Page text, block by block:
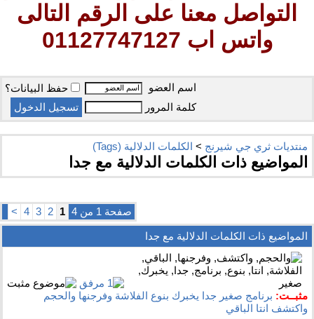
التواصل معنا على الرقم التالى
واتس اب 01127747127
اسم العضو
حفظ البيانات؟
كلمة المرور
منتديات ثري جي شيرنج > الكلمات الدلالية (Tags)
المواضيع ذات الكلمات الدلالية مع جدا
صفحة 1 من 4 1
2
3
4
>
المواضيع ذات الكلمات الدلالية مع جدا
مثبــت: برنامج صغير جدا يخبرك بنوع الفلاشة وفرجنها والحجم
واكتشف انتا الباقي